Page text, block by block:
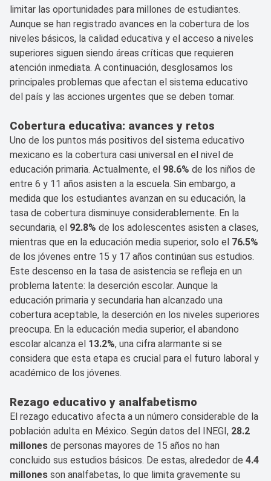
limitar las oportunidades para millones de estudiantes.
Aunque se han registrado avances en la cobertura de los
niveles básicos, la calidad educativa y el acceso a niveles
superiores siguen siendo áreas críticas que requieren
atención inmediata. A continuación, desglosamos los
principales problemas que afectan el sistema educativo
del país y las acciones urgentes que se deben tomar.
Cobertura educativa: avances y retos
Uno de los puntos más positivos del sistema educativo
mexicano es la cobertura casi universal en el nivel de
educación primaria. Actualmente, el 98.6% de los niños de
entre 6 y 11 años asisten a la escuela. Sin embargo, a
medida que los estudiantes avanzan en su educación, la
tasa de cobertura disminuye considerablemente. En la
secundaria, el 92.8% de los adolescentes asisten a clases,
mientras que en la educación media superior, solo el 76.5%
de los jóvenes entre 15 y 17 años continúan sus estudios.
Este descenso en la tasa de asistencia se refleja en un
problema latente: la deserción escolar. Aunque la
educación primaria y secundaria han alcanzado una
cobertura aceptable, la deserción en los niveles superiores
preocupa. En la educación media superior, el abandono
escolar alcanza el 13.2%, una cifra alarmante si se
considera que esta etapa es crucial para el futuro laboral y
académico de los jóvenes.
Rezago educativo y analfabetismo
El rezago educativo afecta a un número considerable de la
población adulta en México. Según datos del INEGI, 28.2
millones de personas mayores de 15 años no han
concluido sus estudios básicos. De estas, alrededor de 4.4
millones son analfabetas, lo que limita gravemente su